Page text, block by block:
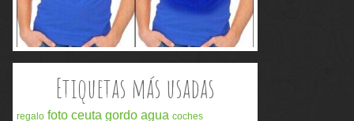
Etiquetas más usadas
regalo foto ceuta gordo agua coches